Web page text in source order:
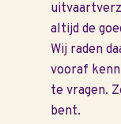
altijd de
Wij raden
vooraf
te vragen.
bent.